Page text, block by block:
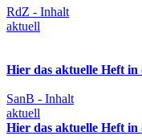
RdZ - Inhalt
aktuell
Hier das aktuelle Heft
SanB - Inhalt
aktuell
Hier das aktuelle Heft